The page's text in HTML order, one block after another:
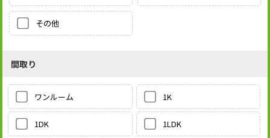
その他
間取り
ワンルーム 1K
1DK 1LDK